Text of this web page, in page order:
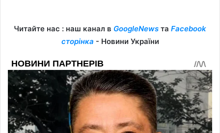
Читайте нас : наш канал в GoogleNews та Facebook
сторінка - Новини України